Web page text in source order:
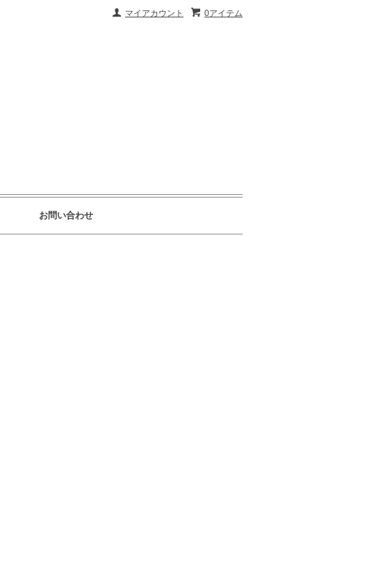
0アイテム
マイアカウント
お問い合わせ